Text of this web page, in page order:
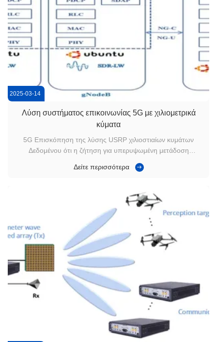
2025-03-14
Λύση συστήματος επικοινωνίας 5G με χιλιομετρικά
κύματα
5G Επισκόπηση της λύσης USRP χιλιοστιαίων κυμάτων
Δεδομένου ότι η ζήτηση για υπερυψωμένη μετάδοση
στην αγορά κινητών επικοινωνιών αυξάνεται ολοένα και
αναπτύξει άλλες ζώνες συχνοτήτων της ασύρμα...
Δείτε περισσότερα